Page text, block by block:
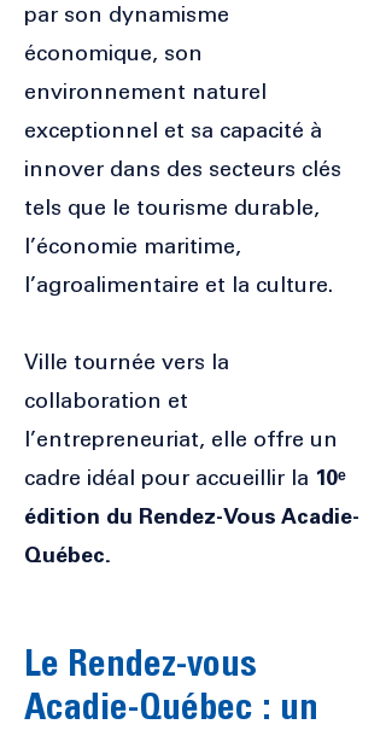
par son dynamisme
économique, son
environnement naturel
exceptionnel et sa capacité à
innover dans des secteurs clés
tels que le tourisme durable,
l’économie maritime,
l’agroalimentaire et la culture.
Ville tournée vers la
collaboration et
l’entrepreneuriat, elle offre un
cadre idéal pour accueillir la 10ᵉ
édition du Rendez-Vous Acadie-
Québec.
Le Rendez-vous
Acadie-Québec : un